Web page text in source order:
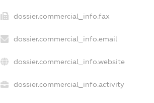
dossier.commercial_info.fax
dossier.commercial_info.email
dossier.commercial_info.website
dossier.commercial_info.activity